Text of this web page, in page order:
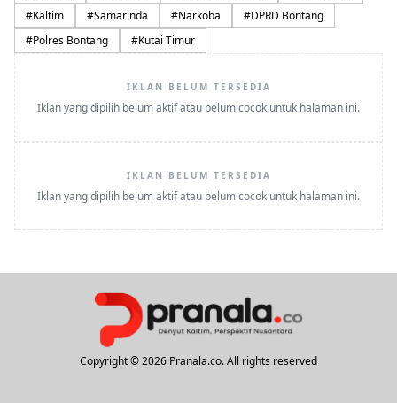
#Kaltim #Samarinda #Narkoba #DPRD Bontang
#Polres Bontang #Kutai Timur
IKLAN BELUM TERSEDIA
Iklan yang dipilih belum aktif atau belum cocok untuk halaman ini.
IKLAN BELUM TERSEDIA
Iklan yang dipilih belum aktif atau belum cocok untuk halaman ini.
Copyright © 2026 Pranala.co. All rights reserved